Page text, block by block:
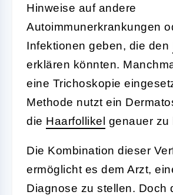
Hinweise auf andere
Autoimmunerkrankungen
Infektionen geben, die den
erklären könnten.
eine Trichoskopie
Methode nutzt ein
die Haarfollikel genauer zu
Die Kombination dieser
ermöglicht es dem Arzt,
Diagnose zu stellen. Doch